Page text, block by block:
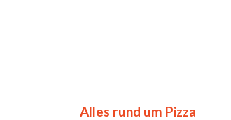
Alles rund um Pizza